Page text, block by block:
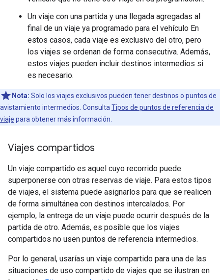
Un viaje con una partida y una llegada agregadas al
final de un viaje ya programado para el vehículo En
estos casos, cada viaje es exclusivo del otro, pero
los viajes se ordenan de forma consecutiva. Además,
estos viajes pueden incluir destinos intermedios si
es necesario.
Nota: Solo los viajes exclusivos pueden tener destinos o puntos de
avistamiento intermedios. Consulta Tipos de puntos de referencia de
viaje para obtener más información.
Viajes compartidos
Un viaje compartido es aquel cuyo recorrido puede
superponerse con otras reservas de viaje. Para estos tipos
de viajes, el sistema puede asignarlos para que se realicen
de forma simultánea con destinos intercalados. Por
ejemplo, la entrega de un viaje puede ocurrir después de la
partida de otro. Además, es posible que los viajes
compartidos no usen puntos de referencia intermedios.
Por lo general, usarías un viaje compartido para una de las
situaciones de uso compartido de viajes que se ilustran en